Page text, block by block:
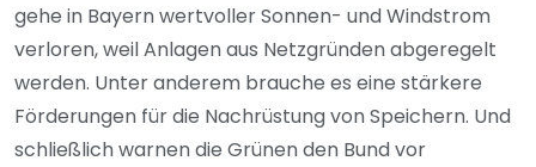
gehe in Bayern wertvoller Sonnen- und Windstrom
verloren, weil Anlagen aus Netzgründen abgeregelt
werden. Unter anderem brauche es eine stärkere
Förderungen für die Nachrüstung von Speichern. Und
schließlich warnen die Grünen den Bund vor